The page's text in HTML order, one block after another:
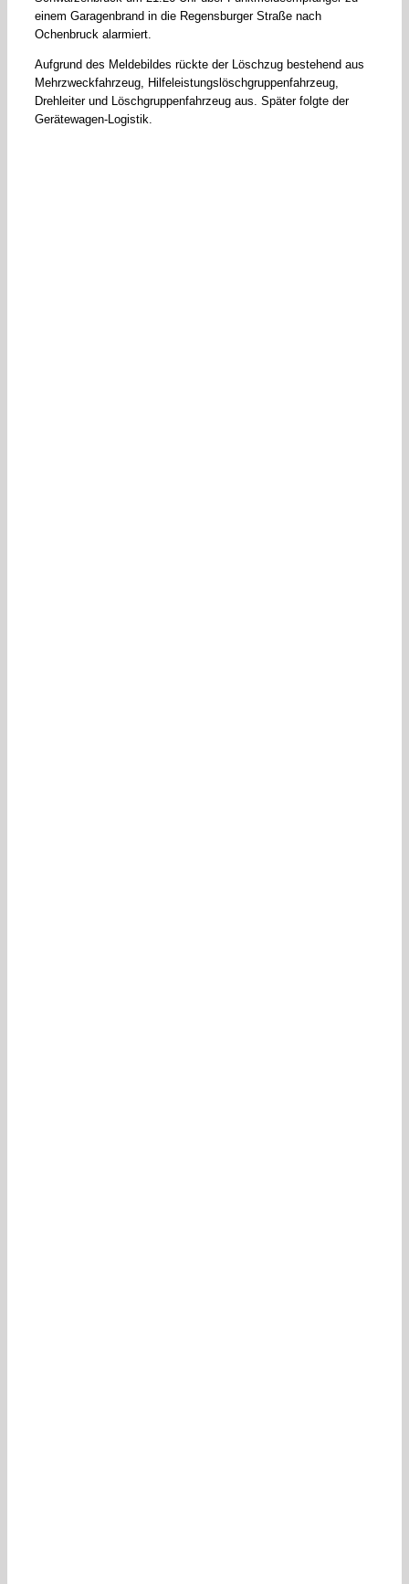
einem Garagenbrand in die Regensburger Straße nach
Ochenbruck alarmiert.
Aufgrund des Meldebildes rückte der Löschzug bestehend aus
Mehrzweckfahrzeug, Hilfeleistungslöschgruppenfahrzeug,
Drehleiter und Löschgruppenfahrzeug aus. Später folgte der
Gerätewagen-Logistik.